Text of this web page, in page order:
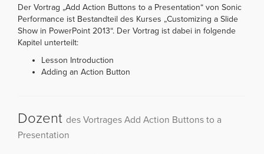
Der Vortrag „Add Action Buttons to a Presentation“ von Sonic
Performance ist Bestandteil des Kurses „Customizing a Slide
Show in PowerPoint 2013“. Der Vortrag ist dabei in folgende
Kapitel unterteilt:
Lesson Introduction
Adding an Action Button
Dozent des Vortrages Add Action Buttons to a
Presentation